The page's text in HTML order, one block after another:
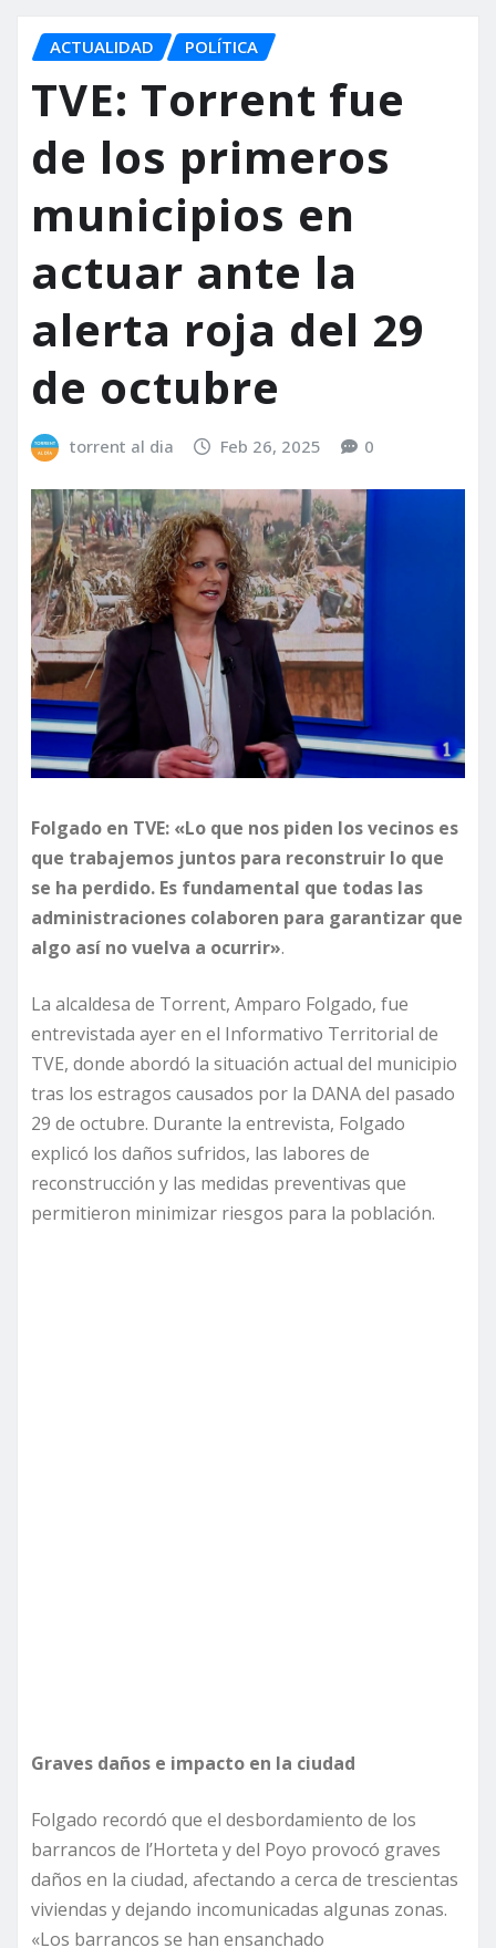
ACTUALIDAD POLÍTICA
TVE: Torrent fue
de los primeros
municipios en
actuar ante la
alerta roja del 29
de octubre
torrent al dia Feb 26, 2025 0
Folgado en TVE: «Lo que nos piden los vecinos es
que trabajemos juntos para reconstruir lo que
se ha perdido. Es fundamental que todas las
administraciones colaboren para garantizar que
algo así no vuelva a ocurrir».
La alcaldesa de Torrent, Amparo Folgado, fue
entrevistada ayer en el Informativo Territorial de
TVE, donde abordó la situación actual del municipio
tras los estragos causados por la DANA del pasado
29 de octubre. Durante la entrevista, Folgado
explicó los daños sufridos, las labores de
reconstrucción y las medidas preventivas que
permitieron minimizar riesgos para la población.
Graves daños e impacto en la ciudad
Folgado recordó que el desbordamiento de los
barrancos de l’Horteta y del Poyo provocó graves
daños en la ciudad, afectando a cerca de trescientas
viviendas y dejando incomunicadas algunas zonas.
«Los barrancos se han ensanchado